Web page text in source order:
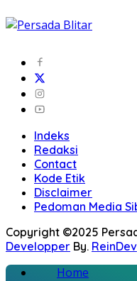
Indeks
Redaksi
Contact
Kode Etik
Disclaimer
Pedoman Media
Copyright ©2025
Developper By. ReinDev
Home